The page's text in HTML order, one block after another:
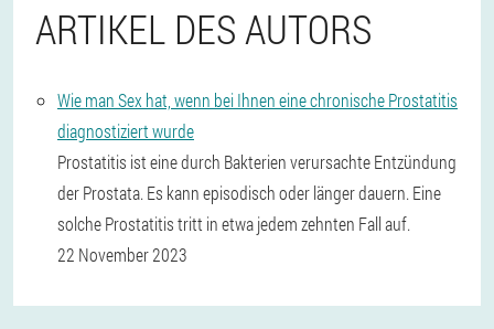
ARTIKEL DES AUTORS
Wie man Sex hat, wenn bei Ihnen eine chronische Prostatitis
diagnostiziert wurde
Prostatitis ist eine durch Bakterien verursachte Entzündung
der Prostata. Es kann episodisch oder länger dauern. Eine
solche Prostatitis tritt in etwa jedem zehnten Fall auf.
22 November 2023